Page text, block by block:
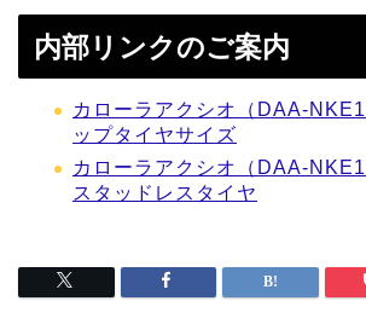
内部リンクのご案内
カローラアクシオ（DAA-
ップタイヤサイズ
カローラアクシオ（DAA-
スタッドレスタイヤ